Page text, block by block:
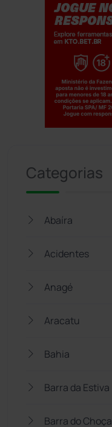
Categorias
Abaíra
Acidentes
Anagé
Aracatu
Bahia
Barra da Estiva
Barra do Choça